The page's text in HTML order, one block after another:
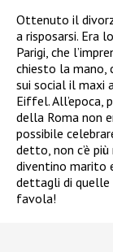
Ottenuto il
a risposarsi. Era
Parigi, che
chiesto la mano,
sui social il maxi
Eiffel. All’epoca,
della Roma non
possibile
detto, non c’è
diventino marito
dettagli di quelle
favola!